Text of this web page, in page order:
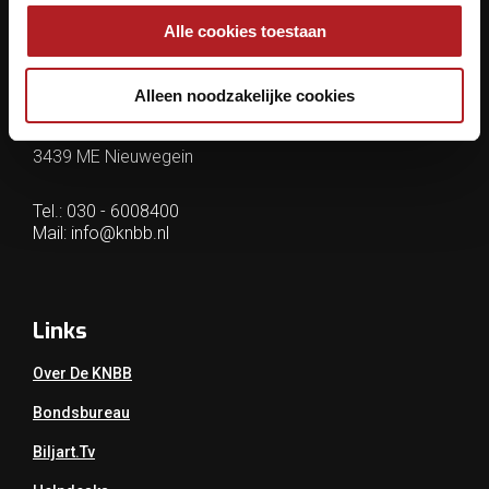
Alle cookies toestaan
Alleen noodzakelijke cookies
KNBB.nl is hèt verenigingsplatform van de
Archimedesbaan 7
3439 ME Nieuwegein
Tel.: 030 - 6008400
Mail: info@knbb.nl
Links
Over De KNBB
Bondsbureau
Biljart.tv